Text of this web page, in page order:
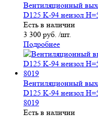
Вентиляционный
D125 K-94 неизол
Есть в наличии
3 300 руб. /шт.
Подробнее
Вентиляционный
D125 K-94 неизол
8019
Есть в наличии